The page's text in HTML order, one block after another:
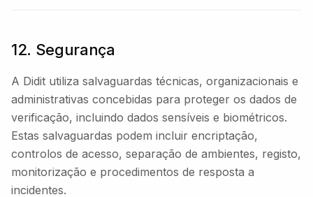
12. Segurança
A Didit utiliza salvaguardas técnicas, organizacionais e
administrativas concebidas para proteger os dados de
verificação, incluindo dados sensíveis e biométricos.
Estas salvaguardas podem incluir encriptação,
controlos de acesso, separação de ambientes, registo,
monitorização e procedimentos de resposta a
incidentes.